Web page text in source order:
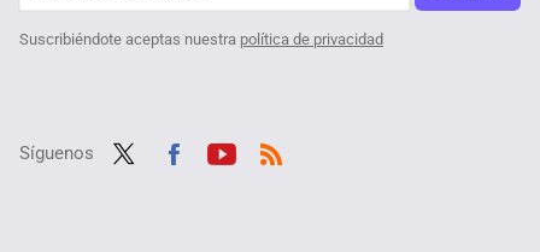
Suscribiéndote aceptas nuestra política de privacidad
Síguenos